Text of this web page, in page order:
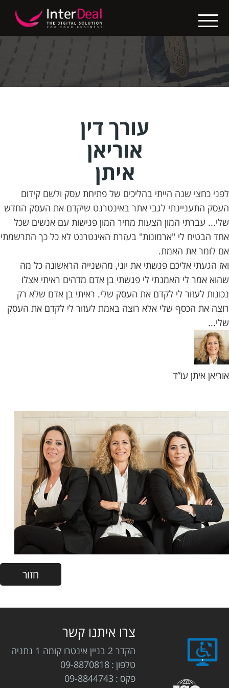
X
בין
לקוחותינו
בניית
נגישות
אתרים
בלוג
אודותינו
צור
קשר
עורך דין
אוריאן
איתן
לפני כחצי שנה הייתי בהליכים של פתיחת עסק ולשם קידום
העסק התעניינתי לגבי אתר באינטרנט שיקדם את העסק החדש
שלי... עברתי המון הצעות מחיר המון פגישות עם אנשים שכל
אחד הבטיח לי "ארמונות" בעזרת האינטרנט לא כל כך התרשמתי
אם לומר את האמת.
ואז הגעתי אליכם פגשתי את יוני, מהשנייה הראשונה כל מה
שהוא אמר לי האמנתי לי פגשתי בן אדם מדהים ראיתי אצלו
נכונות לעזור לי לקדם את העסק שלי. ראיתי בן אדם שלא רק
רוצה את הכסף שלי אלא רוצה באמת לעזור לי לקדם את העסק
שלי...
אוריאן איתן עו”ד
צרו איתנו קשר
הקדר 2 בניין אינטרו קומה 1 נתניה
טלפון 09-8870818
פקס 09-8844743